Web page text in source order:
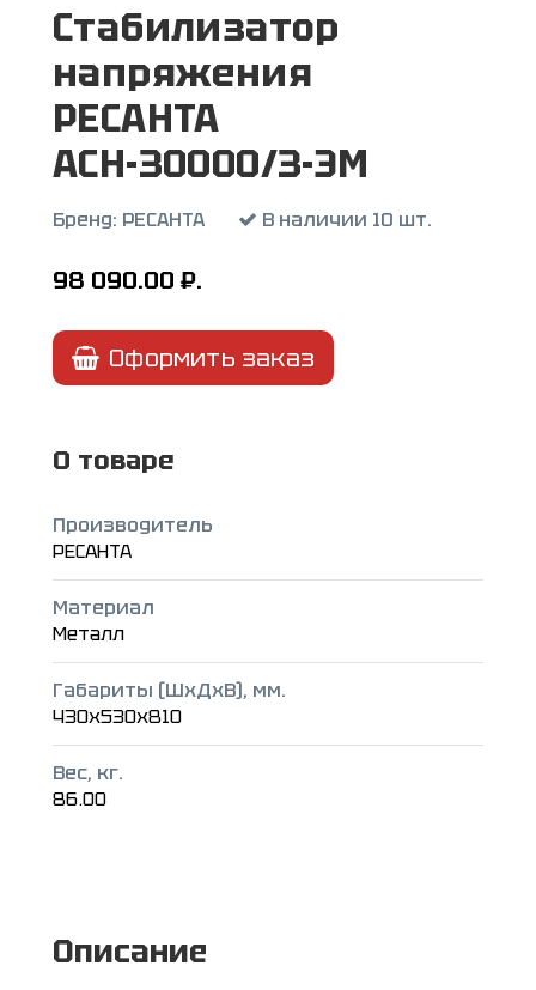
Стабилизатор
напряжения
РЕСАНТА
АСН-30000/3-ЭМ
Бренд: РЕСАНТА В наличии 10 шт.
98 090.00 ₽.
Оформить заказ
О товаре
Производитель
РЕСАНТА
Материал
Металл
Габариты (ШxДxВ), мм.
430x530x810
Вес, кг.
86.00
Описание